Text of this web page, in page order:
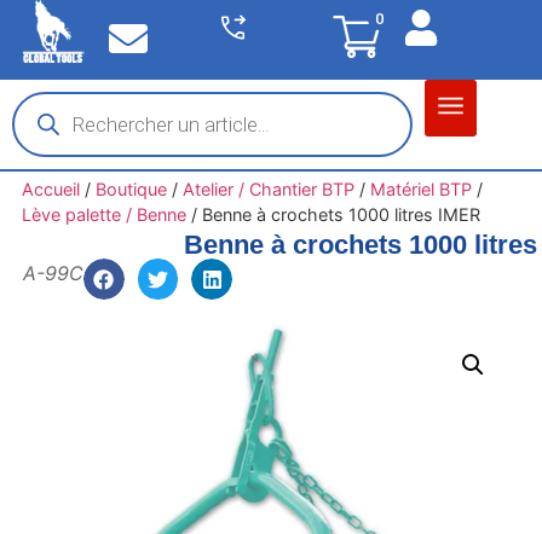
0
Accueil/ Boutique/ Atelier / Chantier BTP/ Matériel BTP/
Lève palette / Benne/ Benne à crochets 1000 litres IMER
Benne à crochets 1000 litres
A-99C